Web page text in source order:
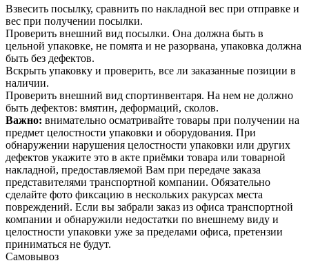
Взвесить посылку, сравнить по накладной вес при отправке и
вес при получении посылки.
Проверить внешний вид посылки. Она должна быть в
цельной упаковке, не помята и не разорвана, упаковка должна
быть без дефектов.
Вскрыть упаковку и проверить, все ли заказанные позиции в
наличии.
Проверить внешний вид спортинвентаря. На нем не должно
быть дефектов: вмятин, деформаций, сколов.
Важно: внимательно осматривайте товары при получении на
предмет целостности упаковки и оборудования. При
обнаружении нарушения целостности упаковки или других
дефектов укажите это в акте приёмки товара или товарной
накладной, предоставляемой Вам при передаче заказа
представителями транспортной компании. Обязательно
сделайте фото фиксацию в нескольких ракурсах места
повреждений. Если вы забрали заказ из офиса транспортной
компании и обнаружили недостатки по внешнему виду и
целостности упаковки уже за пределами офиса, претензии
приниматься не будут.
Самовывоз